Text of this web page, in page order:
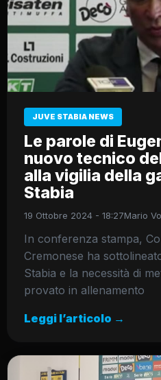
JUVE STABIA NEWS
Le parole di
nuovo tecnico
alla vigilia della
Stabia
19 Ottobre 2024 - 18:27Mario
In conferenza stampa,
Cremonese ha
Stabia e la necessità di
provato in allenamento
Leggi l’articolo →